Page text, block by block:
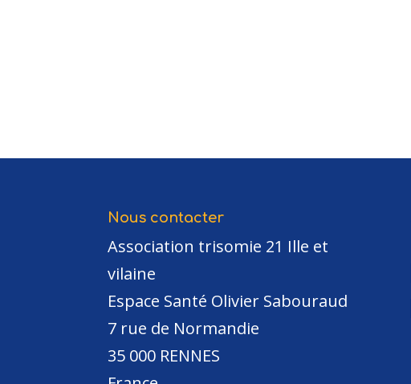
Nous contacter
Association trisomie 21 Ille et
vilaine
Espace Santé Olivier Sabouraud
7 rue de Normandie
35 000 RENNES